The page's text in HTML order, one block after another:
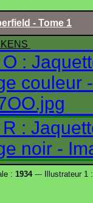
- Tome 1
: 1934--- Illustrateur 1 :